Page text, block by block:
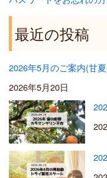
最近の投稿
2026年5月のご案内(甘
2026年5月20日